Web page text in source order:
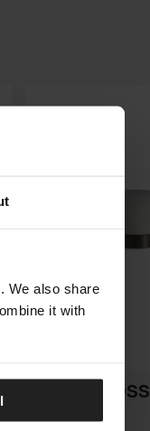
We also share
it with
BELT & CROSS